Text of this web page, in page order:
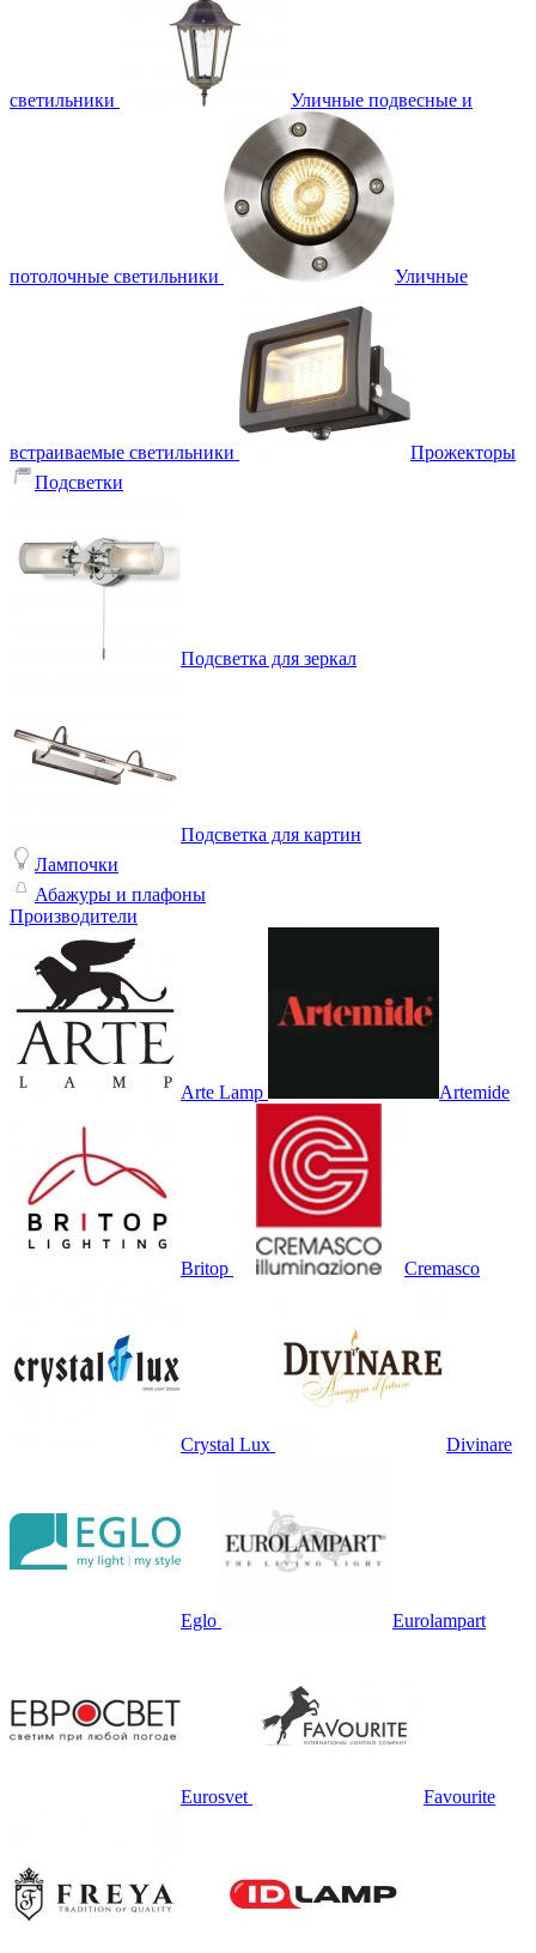
светильники Уличные подвесные и
потолочные светильники Уличные
встраиваемые светильники
Прожекторы
Подсветки
Подсветка для зеркал
Подсветка для картин
Лампочки
Абажуры и плафоны
Производители
Arte Lamp Artemide
Britop Cremasco
Crystal Lux Divinare
Eglo Eurolampart
Eurosvet Favourite